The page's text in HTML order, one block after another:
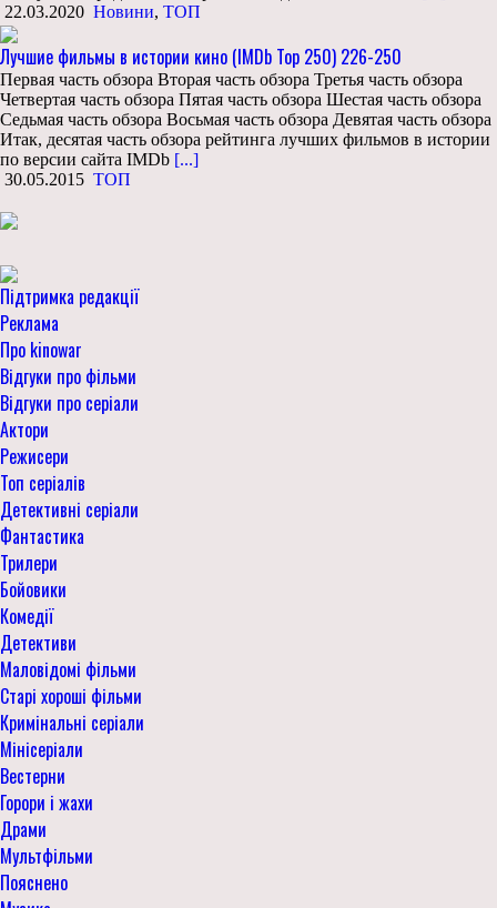
22.03.2020 Новини, ТОП
Лучшие фильмы в истории кино (IMDb Top 250) 226-250
Первая часть обзора Вторая часть обзора Третья часть обзора
Четвертая часть обзора Пятая часть обзора Шестая часть обзора
Седьмая часть обзора Восьмая часть обзора Девятая часть обзора
Итак, десятая часть обзора рейтинга лучших фильмов в истории
по версии сайта IMDb [...]
30.05.2015 ТОП
Підтримка редакції
Реклама
Про kinowar
Відгуки про фільми
Відгуки про серіали
Актори
Режисери
Топ серіалів
Детективні серіали
Фантастика
Трилери
Бойовики
Комедії
Детективи
Маловідомі фільми
Старі хороші фільми
Кримінальні серіали
Мінісеріали
Вестерни
Горори і жахи
Драми
Мультфільми
Пояснено